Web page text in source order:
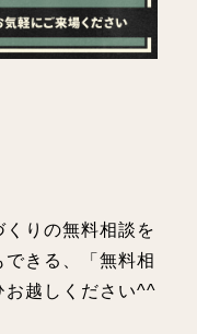
りの無料相談を
できる、「無料相
お越しください^^